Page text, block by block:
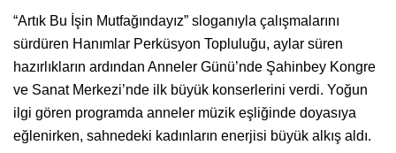
“Artık Bu İşin Mutfağındayız” sloganıyla çalışmalarını
sürdüren Hanımlar Perküsyon Topluluğu, aylar süren
hazırlıkların ardından Anneler Günü’nde Şahinbey Kongre
ve Sanat Merkezi’nde ilk büyük konserlerini verdi. Yoğun
ilgi gören programda anneler müzik eşliğinde doyasıya
eğlenirken, sahnedeki kadınların enerjisi büyük alkış aldı.